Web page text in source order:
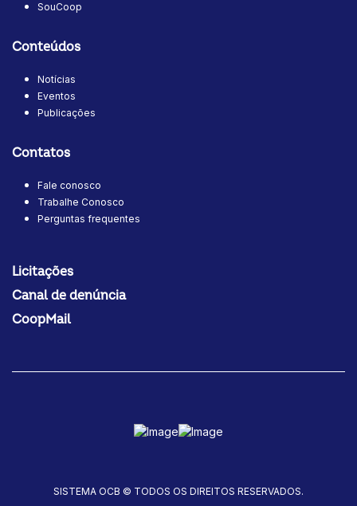
SouCoop
Conteúdos
Notícias
Eventos
Publicações
Contatos
Fale conosco
Trabalhe Conosco
Perguntas frequentes
Licitações
Canal de denúncia
CoopMail
SISTEMA OCB © TODOS OS DIREITOS RESERVADOS.